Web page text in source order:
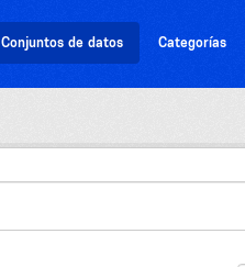
Conjuntos de datos Categorías